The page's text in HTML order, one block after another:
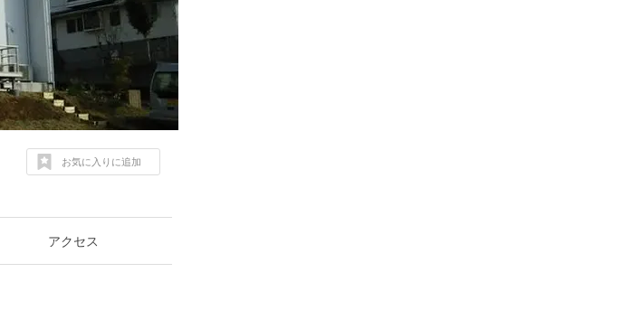
お気に入りに追加
アクセス